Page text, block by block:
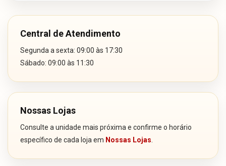
Central de Atendimento
Segunda a sexta: 09:00 às 17:30
Sábado: 09:00 às 11:30
Nossas Lojas
Consulte a unidade mais próxima e confirme o horário
específico de cada loja em Nossas Lojas